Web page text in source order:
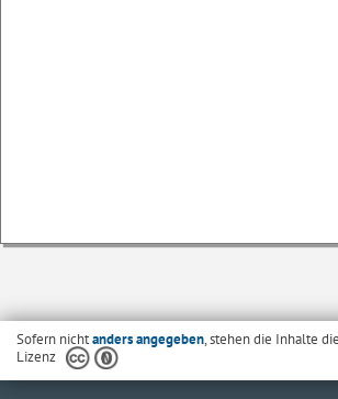
Sofern nichtanders angegeben, stehen die Inhalte
Lizenz